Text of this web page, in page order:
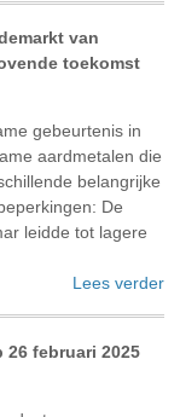
van
toekomst
gebeurtenis in
aardmetalen die
belangrijke
De
leidde tot lagere
Lees verder
26 februari 2025